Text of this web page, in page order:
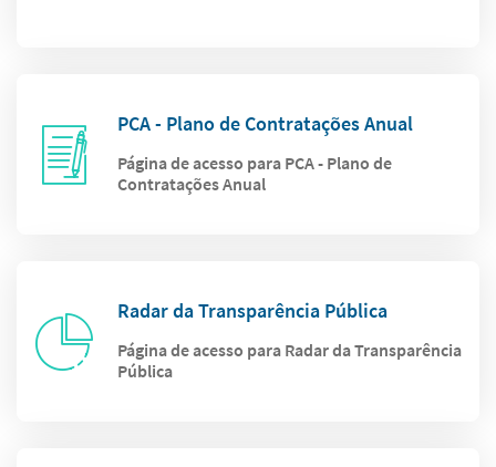
PCA - Plano de Contratações Anual
Página de acesso para PCA - Plano de
Contratações Anual
Radar da Transparência Pública
Página de acesso para Radar da Transparência
Pública